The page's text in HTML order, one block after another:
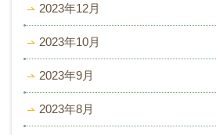
2023年12月
2023年10月
2023年9月
2023年8月